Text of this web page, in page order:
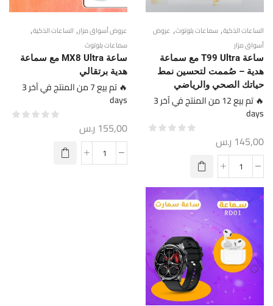
الساعات الذكية, سماعات بلوتوث, عروض
أسواق مزار
ساعة T99 Ultra مع سماعة
هدية – صُممت لتحسين نمط
حياتك الصحي والرياضي
🔥 تم بيع 12 من المنتج في آخر 3
days
145,00 ر.س
عروض أسواق مزار, الساعات الذكية,
سماعات بلوتوث
ساعة MX8 Ultra مع سماعة
هدية برتقالي
🔥 تم بيع 7 من المنتج في آخر 3
days
155,00 ر.س